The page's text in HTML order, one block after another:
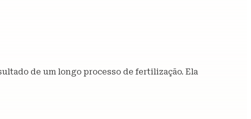
de um longo processo de fertilização. Ela